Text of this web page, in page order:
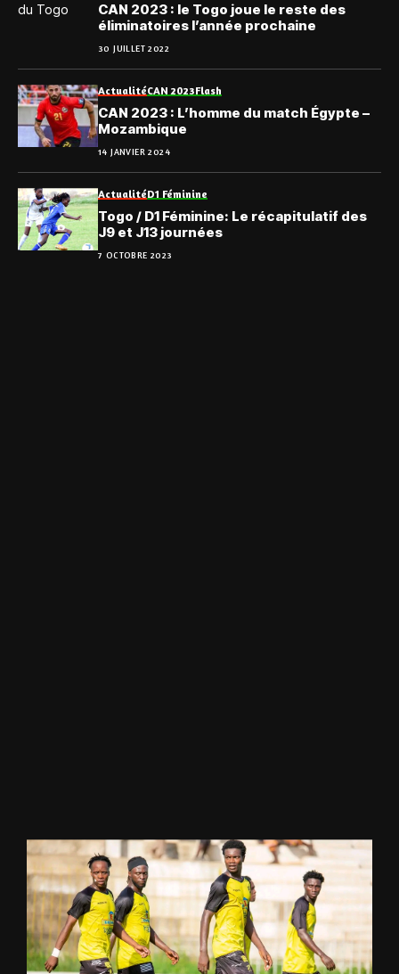
CAN 2023 : le Togo joue le reste des
éliminatoires l’année prochaine
30 JUILLET 2022
ActualitéCAN 2023Flash
CAN 2023 : L’homme du match Égypte –
Mozambique
14 JANVIER 2024
ActualitéD1 Féminine
Togo / D1 Féminine: Le récapitulatif des
J9 et J13 journées
7 OCTOBRE 2023